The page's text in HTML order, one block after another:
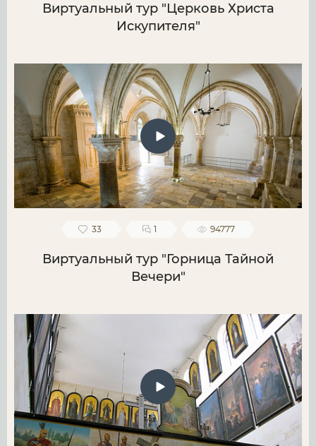
Виртуальный тур "Церковь Христа
Искупителя"
33 1 94777
Виртуальный тур "Горница Тайной
Вечери"